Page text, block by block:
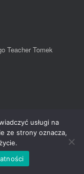
Teacher Tomek
usługi na
ze strony oznacza,